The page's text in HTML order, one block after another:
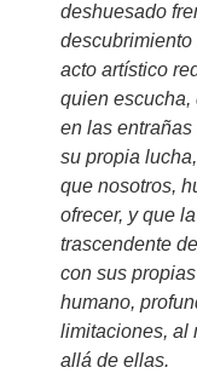
deshuesado
acto artístico
quien escucha,
en las
su propia
que nosotros,
ofrecer, y que
trascendente
con sus
humano,
limitaciones, al
allá de ellas.